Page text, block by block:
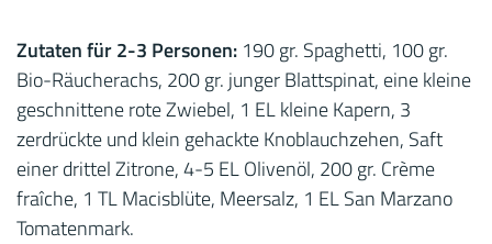
Zutaten für 2-3 Personen: 190 gr. Spaghetti, 100 gr.
Bio-Räucherachs, 200 gr. junger Blattspinat, eine kleine
geschnittene rote Zwiebel, 1 EL kleine Kapern, 3
zerdrückte und klein gehackte Knoblauchzehen, Saft
einer drittel Zitrone, 4-5 EL Olivenöl, 200 gr. Crème
fraîche, 1 TL Macisblüte, Meersalz, 1 EL San Marzano
Tomatenmark.